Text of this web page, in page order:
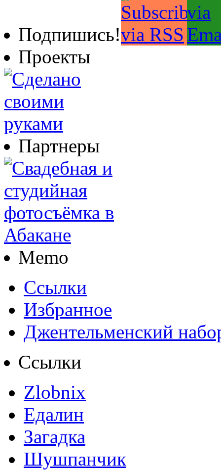
Подпишись!
Проекты
Партнеры
Memo
Ссылки
Избранное
Джентельменский
Ссылки
Zlobnix
Едалин
Загадка
Шушпанчик